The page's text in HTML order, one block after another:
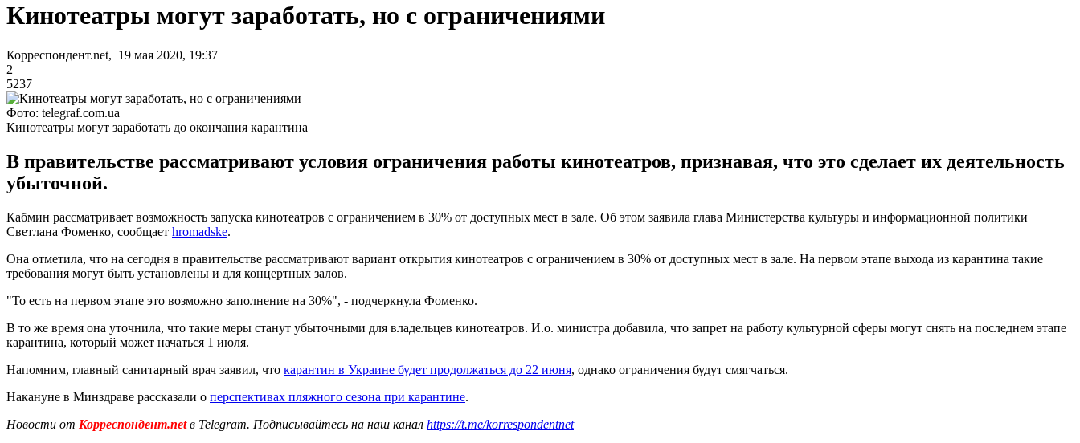
Кинотеатры могут заработать, но с ограничениями
Корреспондент.net, 19 мая 2020, 19:37
2
5237
Фото: telegraf.com.ua
Кинотеатры могут заработать до окончания карантина
В правительстве рассматривают условия ограничения работы кинотеатров, признавая, что это сделает их деятельность
убыточной.
Кабмин рассматривает возможность запуска кинотеатров с ограничением в 30% от доступных мест в зале. Об этом заявила глава Министерства культуры и информационной политики
Светлана Фоменко, сообщает hromadske.
Она отметила, что на сегодня в правительстве рассматривают вариант открытия кинотеатров с ограничением в 30% от доступных мест в зале. На первом этапе выхода из карантина такие
требования могут быть установлены и для концертных залов.
"То есть на первом этапе это возможно заполнение на 30%", - подчеркнула Фоменко.
В то же время она уточнила, что такие меры станут убыточными для владельцев кинотеатров. И.о. министра добавила, что запрет на работу культурной сферы могут снять на последнем этапе
карантина, который может начаться 1 июля.
Напомним, главный санитарный врач заявил, что карантин в Украине будет продолжаться до 22 июня, однако ограничения будут смягчаться.
Накануне в Минздраве рассказали о перспективах пляжного сезона при карантине.
Новости от Корреспондент.netв Telegram. Подписывайтесь на наш канал https://t.me/korrespondentnet